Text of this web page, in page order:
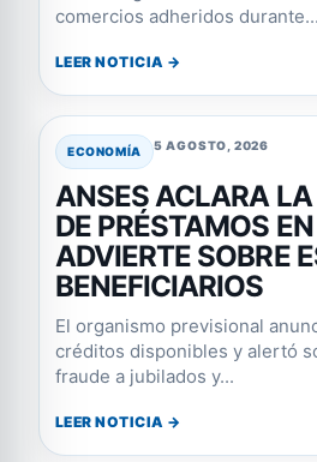
comercios adheridos durante...
LEER NOTICIA →
ECONOMÍA 5 AGOSTO, 2026
ANSES ACLARA
DE PRÉSTAMOS
ADVIERTE SOBRE
BENEFICIARIOS
El organismo previsional
créditos disponibles y alertó
fraude a jubilados y...
LEER NOTICIA →